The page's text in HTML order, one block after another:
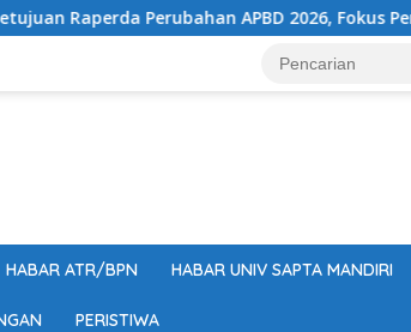
APBD 2026, Fokus Percepatan Realisasi
HABAR ATR/BPN HABAR UNIV SAPTA MANDIRI
PERISTIWA